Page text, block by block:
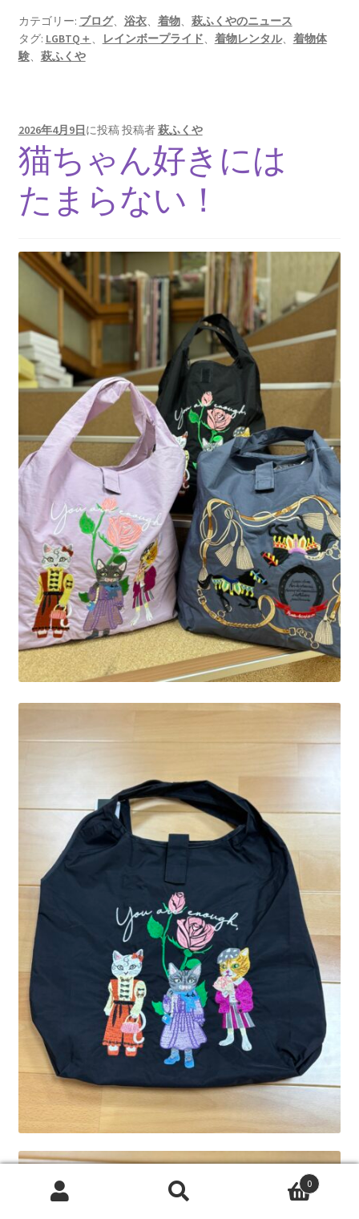
カテゴリー: ブログ、 浴衣、 着物、 萩ふくやのニュース
タグ: LGBTQ＋ 、 レインボープライド、 着物レンタル、 着物体
験、 萩ふくや
2026年4月9日に投稿投稿者萩ふくや
猫ちゃん好きには
たまらない！
0